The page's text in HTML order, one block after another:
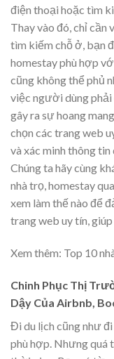
điện thoại hoặc tìm
Thay vào đó, chỉ cần
tìm kiếm chỗ ở, bạn
homestay phù hợp
cũng không thể phủ
việc người dùng
gây ra sự hoang
chọn các trang web
và xác minh thông
Chúng ta hãy cùng
nhà trọ, homestay
xem làm thế nào để
trang web uy tín,
Xem thêm: Top 10
Chinh Phục Thị
Dậy Của Airbnb,
Đi du lịch cũng như
phù hợp. Nhưng quá